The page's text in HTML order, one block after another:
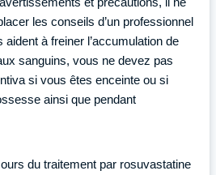
les conseils d’un professionnel
à freiner l’accumulation de
sanguins, vous ne devez pas
si vous êtes enceinte ou si
ainsi que pendant
du traitement par rosuvastatine